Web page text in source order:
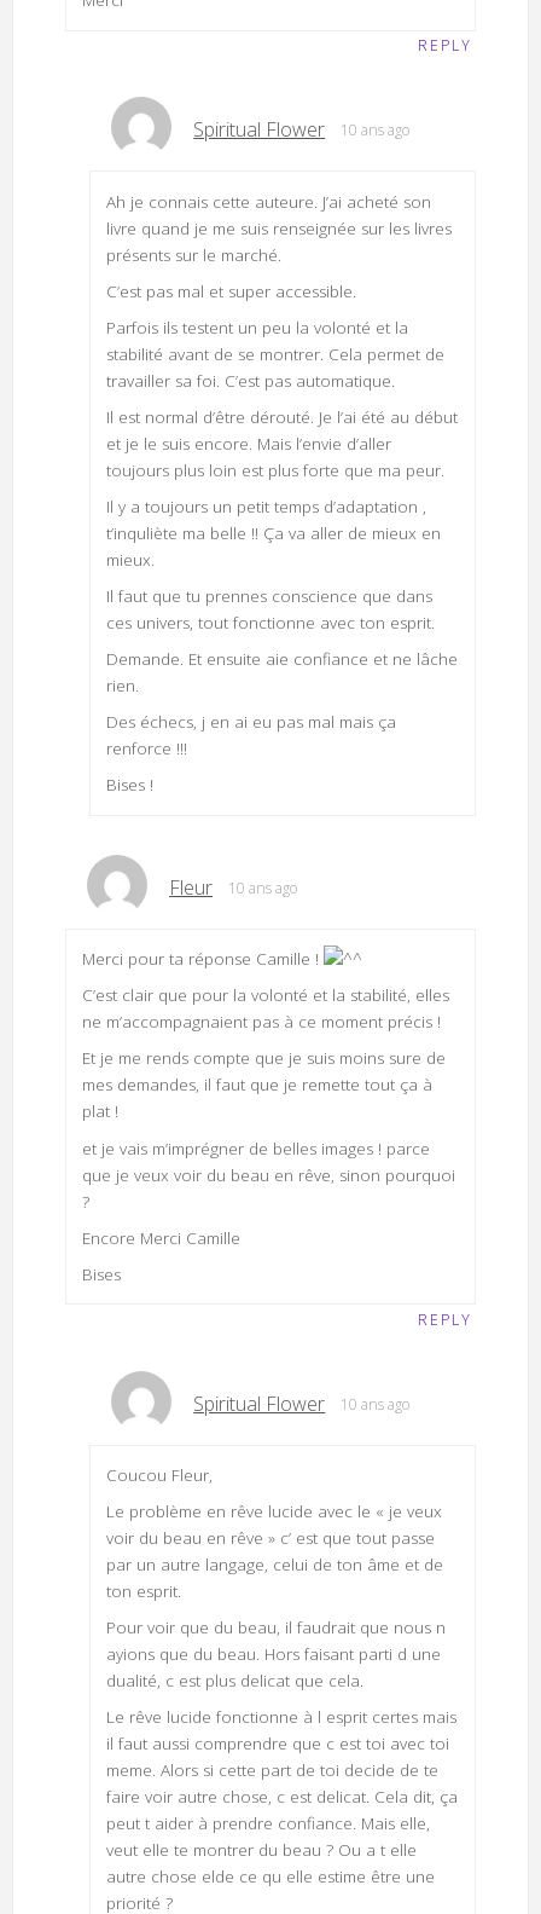
REPLY
Spiritual Flower 10 ans ago
Ah je connais cette auteure. J’ai acheté son
livre quand je me suis renseignée sur les livres
présents sur le marché.
C’est pas mal et super accessible.
Parfois ils testent un peu la volonté et la
stabilité avant de se montrer. Cela permet de
travailler sa foi. C’est pas automatique.
Il est normal d’être dérouté. Je l’ai été au début
et je le suis encore. Mais l’envie d’aller
toujours plus loin est plus forte que ma peur.
Il y a toujours un petit temps d’adaptation ,
t’inquliète ma belle !! Ça va aller de mieux en
mieux.
Il faut que tu prennes conscience que dans
ces univers, tout fonctionne avec ton esprit.
Demande. Et ensuite aie confiance et ne lâche
rien.
Des échecs, j en ai eu pas mal mais ça
renforce !!!
Bises !
Fleur 10 ans ago
Merci pour ta réponse Camille !
C’est clair que pour la volonté et la stabilité, elles
ne m’accompagnaient pas à ce moment précis !
Et je me rends compte que je suis moins sure de
mes demandes, il faut que je remette tout ça à
plat !
et je vais m’imprégner de belles images ! parce
que je veux voir du beau en rêve, sinon pourquoi
?
Encore Merci Camille
Bises
REPLY
Spiritual Flower 10 ans ago
Coucou Fleur,
Le problème en rêve lucide avec le « je veux
voir du beau en rêve » c’ est que tout passe
par un autre langage, celui de ton âme et de
ton esprit.
Pour voir que du beau, il faudrait que nous n
ayions que du beau. Hors faisant parti d une
dualité, c est plus delicat que cela.
Le rêve lucide fonctionne à l esprit certes mais
il faut aussi comprendre que c est toi avec toi
meme. Alors si cette part de toi decide de te
faire voir autre chose, c est delicat. Cela dit, ça
peut t aider à prendre confiance. Mais elle,
veut elle te montrer du beau ? Ou a t elle
autre chose elde ce qu elle estime être une
priorité ?